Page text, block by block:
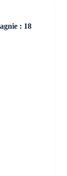
: 18